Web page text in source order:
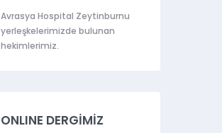
Avrasya Hospital Zeytinburnu
yerleşkelerimizde bulunan
hekimlerimiz.
ONLINE DERGİMİZ